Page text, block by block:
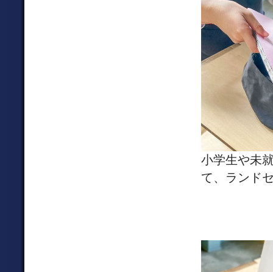
小学生や未
て、ランド